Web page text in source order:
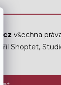
všechna
Shoptet,